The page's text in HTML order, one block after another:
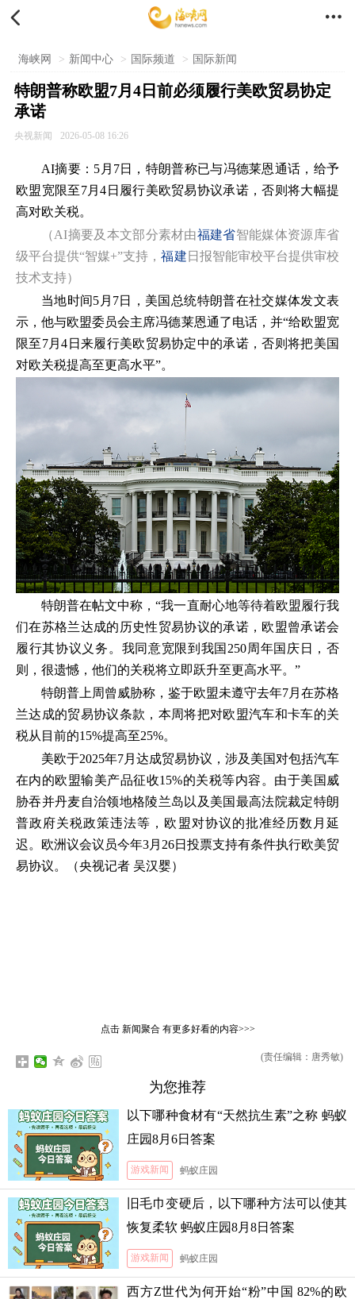
 
海峡网 > 新闻中心 > 国际频道 > 国际新闻
特朗普称欧盟7月4日前必须履行美欧贸易协定
承诺
央视新闻 2026-05-08 16:26
AI摘要：5月7日，特朗普称已与冯德莱恩通话，给予
欧盟宽限至7月4日履行美欧贸易协议承诺，否则将大幅提
高对欧关税。
（AI摘要及本文部分素材由福建省智能媒体资源库省
级平台提供“智媒+”支持，福建 日报智能审校平台提供审校
技术支持）
当地时间5月7日，美国总统特朗普在社交媒体发文表
示，他与欧盟委员会主席冯德莱恩通了电话，并“给欧盟宽
限至7月4日来履行美欧贸易协定中的承诺，否则将把美国
对欧关税提高至更高水平”。
特朗普在帖文中称，“我一直耐心地等待着欧盟履行我
们在苏格兰达成的历史性贸易协议的承诺，欧盟曾承诺会
履行其协议义务。我同意宽限到我国250周年国庆日，否
则，很遗憾，他们的关税将立即跃升至更高水平。”
特朗普上周曾威胁称，鉴于欧盟未遵守去年7月在苏格
兰达成的贸易协议条款，本周将把对欧盟汽车和卡车的关
税从目前的15%提高至25%。
美欧于2025年7月达成贸易协议，涉及美国对包括汽车
在内的欧盟输美产品征收15%的关税等内容。由于美国威
胁吞并丹麦自治领地格陵兰岛以及美国最高法院裁定特朗
普政府关税政策违法等，欧盟对协议的批准经历数月延
迟。欧洲议会议员今年3月26日投票支持有条件执行欧美贸
易协议。（央视记者 吴汉婴）
点击 新闻聚合有更多好看的内容>>>
(责任编辑：唐秀敏)
为您推荐
以下哪种食材有“天然抗生素”之称 蚂蚁
庄园8月6日答案
游戏新闻 蚂蚁庄园
旧毛巾变硬后，以下哪种方法可以使其
恢复柔软 蚂蚁庄园8月8日答案
游戏新闻 蚂蚁庄园
西方Z世代为何开始“粉”中国 82%的欧